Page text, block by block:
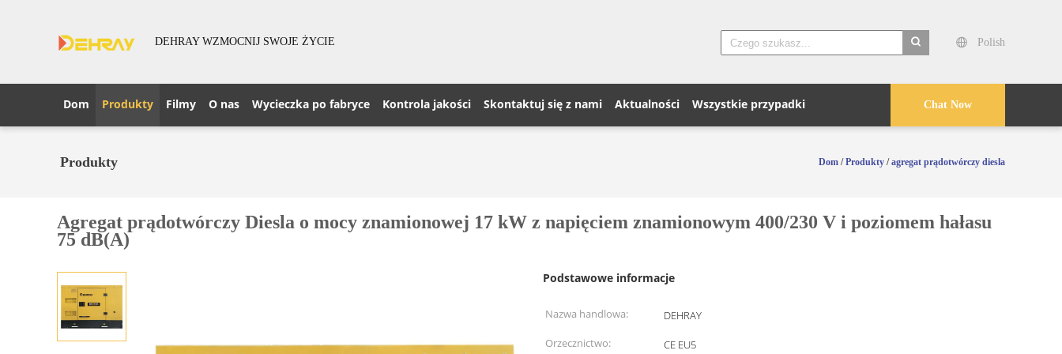
DEHRAY WZMOCNIJ SWOJE ŻYCIE
Polish
Chat Now
Dom Produkty Filmy O nas Wycieczka po fabryce Kontrola jakości Skontaktuj się z nami Aktualności Wszystkie przypadki
Produkty Dom /Produkty /agregat prądotwórczy diesla
Agregat prądotwórczy Diesla o mocy znamionowej 17 kW z napięciem znamionowym 400/230 V i poziomem hałasu
75 dB(A)
Podstawowe informacje
Nazwa handlowa:
DEHRAY
Orzecznictwo:
CE EU5